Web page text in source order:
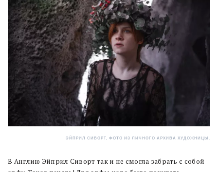
ЭЙПРИЛ СИВОРТ, ФОТО ИЗ ЛИЧНОГО АРХИВА ХУДОЖНИЦЫ.
В Англию Эйприл Сиворт так и не смогла забрать с собой